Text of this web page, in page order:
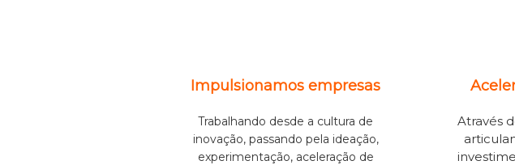
Impulsionamos empresas
Trabalhando desde a cultura de
inovação, passando pela ideação,
experimentação, aceleração de
Através